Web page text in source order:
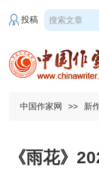
投稿
中国作家网 >> 新
《雨花》